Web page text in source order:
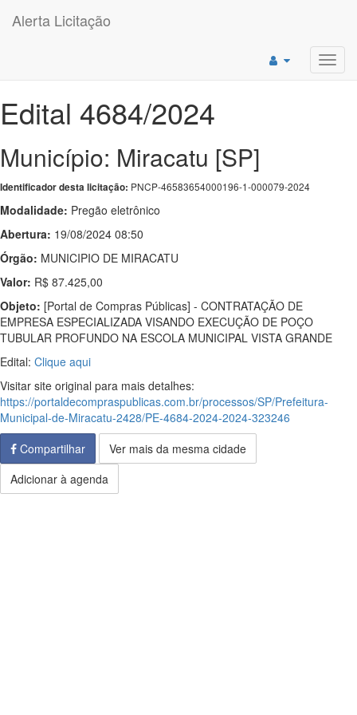
Alerta Licitação
Edital 4684/2024
Município: Miracatu [SP]
Identificador desta licitação: PNCP-46583654000196-1-000079-2024
Modalidade: Pregão eletrônico
Abertura: 19/08/2024 08:50
Órgão: MUNICIPIO DE MIRACATU
Valor: R$ 87.425,00
Objeto: [Portal de Compras Públicas] - CONTRATAÇÃO DE
EMPRESA ESPECIALIZADA VISANDO EXECUÇÃO DE POÇO
TUBULAR PROFUNDO NA ESCOLA MUNICIPAL VISTA GRANDE
Edital: Clique aqui
Visitar site original para mais detalhes:
https://portaldecompraspublicas.com.br/processos/SP/Prefeitura-
Municipal-de-Miracatu-2428/PE-4684-2024-2024-323246
Compartilhar
Ver mais da mesma cidade
Adicionar à agenda